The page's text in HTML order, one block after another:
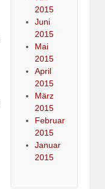
2015
Juni
2015
Mai
2015
April
2015
März
2015
Februar
2015
Januar
2015